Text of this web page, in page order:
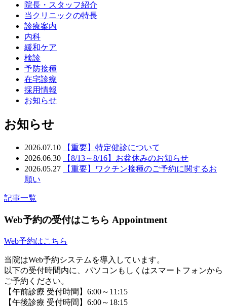
院長・スタッフ紹介
当クリニックの特長
診療案内
内科
緩和ケア
検診
予防接種
在宅診療
採用情報
お知らせ
お知らせ
2026.07.10
【重要】特定健診について
2026.06.30
【8/13～8/16】お盆休みのお知らせ
2026.05.27
【重要】ワクチン接種のご予約に関するお
願い
記事一覧
Web予約の受付はこちら Appointment
Web予約はこちら
当院はWeb予約システムを導入しています。
以下の受付時間内に、パソコンもしくはスマートフォンから
ご予約ください。
【午前診療 受付時間】6:00～11:15
【午後診療 受付時間】6:00～18:15